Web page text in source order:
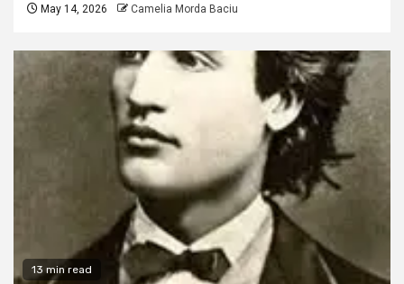
May 14, 2026 Camelia Morda Baciu
13 min read